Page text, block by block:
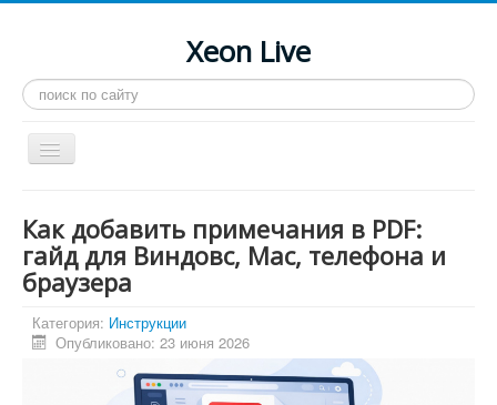
Xeon Live
Искать...
Toggle
Navigation
LGA 2011-3
LGA 2011
Процессоры
Инструкции
Как добавить примечания в PDF:
гайд для Виндовс, Mac, телефона и
браузера
Категория: Инструкции
Опубликовано: 23 июня 2026